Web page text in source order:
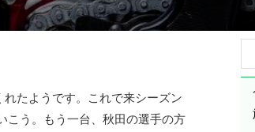
たようです。これで来シーズン
こう。もう一台、秋田の選手の方